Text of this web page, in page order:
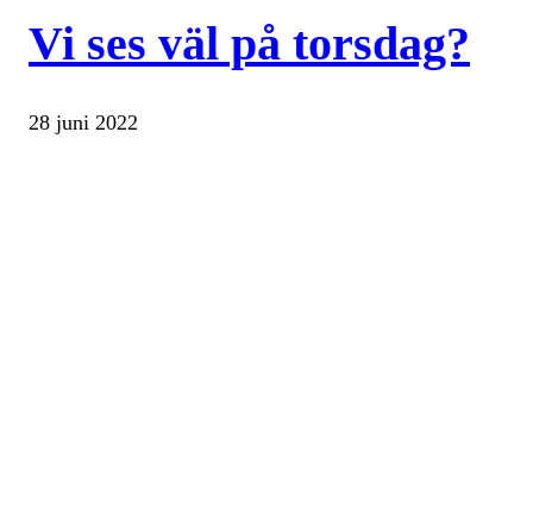
Vi ses väl på torsdag?
28 juni 2022